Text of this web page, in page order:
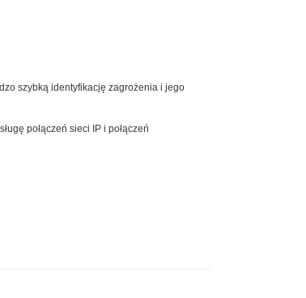
szybką identyfikację zagrożenia i jego
połączeń sieci IP i połączeń